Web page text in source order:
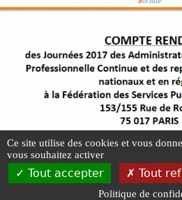
e
UNSFO -Mentions légales- Plan du site-
Ce site utilise des cookies et vous
vous souhaitez activer
Tout accepter Tout
Politique de